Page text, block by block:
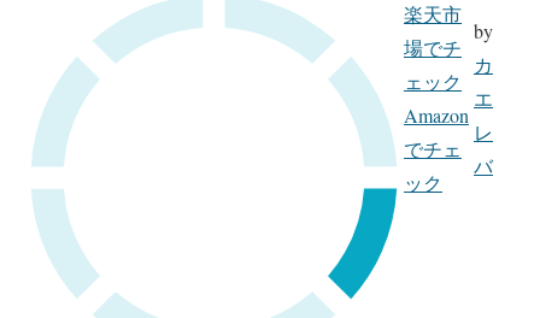
楽天市
場でチ
ェック
Amazon
でチェ
ック
by
カ
エ
レ
バ